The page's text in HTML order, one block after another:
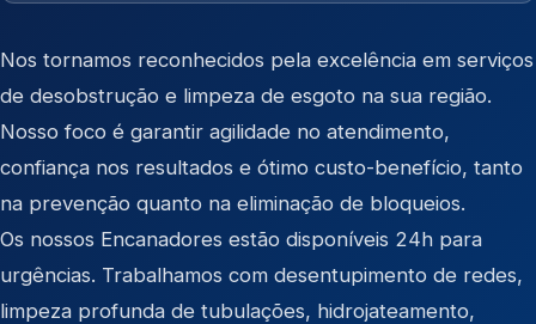
Nos tornamos reconhecidos pela excelência em serviços
de desobstrução e limpeza de esgoto na sua região.
Nosso foco é garantir agilidade no atendimento,
confiança nos resultados e ótimo custo-benefício, tanto
na prevenção quanto na eliminação de bloqueios.
Os nossos Encanadores estão disponíveis 24h para
urgências. Trabalhamos com desentupimento de redes,
limpeza profunda de tubulações, hidrojateamento,